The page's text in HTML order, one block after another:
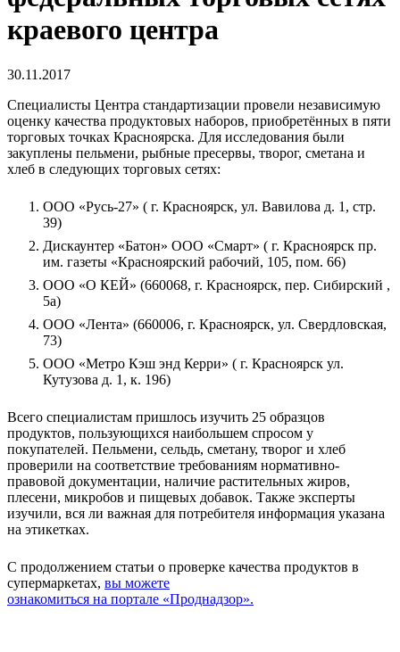
краевого центра
30.11.2017
Специалисты Центра стандартизации провели независимую
оценку качества продуктовых наборов, приобретённых в пяти
торговых точках Красноярска. Для исследования были
закуплены пельмени, рыбные пресервы, творог, сметана и
хлеб в следующих торговых сетях:
ООО «Русь-27» ( г. Красноярск, ул. Вавилова д. 1, стр.
39)
Дискаунтер «Батон» ООО «Смарт» ( г. Красноярск пр.
им. газеты «Красноярский рабочий, 105, пом. 66)
ООО «О КЕЙ» (660068, г. Красноярск, пер. Сибирский ,
5а)
ООО «Лента» (660006, г. Красноярск, ул. Свердловская,
73)
ООО «Метро Кэш энд Керри» ( г. Красноярск ул.
Кутузова д. 1, к. 196)
Всего специалистам пришлось изучить 25 образцов
продуктов, пользующихся наибольшем спросом у
покупателей. Пельмени, сельдь, сметану, творог и хлеб
проверили на соответствие требованиям нормативно-
правовой документации, наличие растительных жиров,
плесени, микробов и пищевых добавок. Также эксперты
изучили, вся ли важная для потребителя информация указана
на этикетках.
С продолжением статьи о проверке качества продуктов в
супермаркетах, вы можете
ознакомиться на портале «Проднадзор».